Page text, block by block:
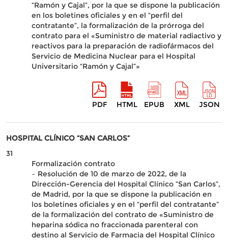
“Ramón y Cajal”, por la que se dispone la publicación
en los boletines oficiales y en el “perfil del
contratante”, la formalización de la prórroga del
contrato para el «Suministro de material radiactivo y
reactivos para la preparación de radiofármacos del
Servicio de Medicina Nuclear para el Hospital
Universitario “Ramón y Cajal”»
PDF HTML EPUB XML JSON
HOSPITAL CLÍNICO “SAN CARLOS”
31
Formalización contrato
– Resolución de 10 de marzo de 2022, de la
Dirección-Gerencia del Hospital Clínico “San Carlos”,
de Madrid, por la que se dispone la publicación en
los boletines oficiales y en el “perfil del contratante”
de la formalización del contrato de «Suministro de
heparina sódica no fraccionada parenteral con
destino al Servicio de Farmacia del Hospital Clínico